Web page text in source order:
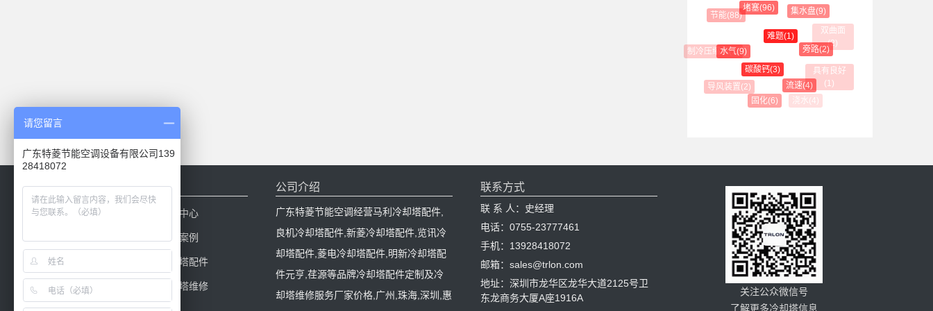
水气(9)
碳酸钙(3)
难题(1)
堵塞(96)
节能(88)
制冷压缩机(1)
导风装置(2)
固化(6)
流速(4)
旁路(2)
集水盘(9)
浇水(4)
具有良好(1)
双曲面(2)
网站导航
网站首页 新闻中心
工程案例
冷却塔配件
冷却塔填料 冷却塔维修
公司介绍
广东特菱节能空调经营马利冷却塔配件,
良机冷却塔配件,新菱冷却塔配件,览讯冷
却塔配件,菱电冷却塔配件,明新冷却塔配
件元亨,荏源等品牌冷却塔配件定制及冷
却塔维修服务厂家价格,广州,珠海,深圳,惠
联系方式
联 系 人：史经理
电话：0755-23777461
手机：13928418072
邮箱：sales@trlon.com
地址：深圳市龙华区龙华大道2125号卫
东龙商务大厦A座1916A
关注公众微信号
了解更多冷却塔信息
请您留言
广东特菱节能空调设备有限公司139
28418072